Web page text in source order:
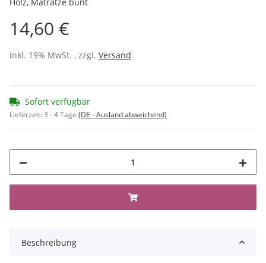
14,60 €
inkl. 19% MwSt. , zzgl. Versand
Sofort verfügbar
Lieferzeit:3 - 4 Tage (DE - Ausland abweichend)
Beschreibung